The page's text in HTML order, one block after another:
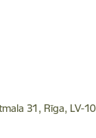
31, Rīga, LV-